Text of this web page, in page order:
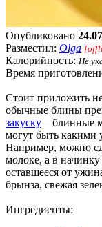
Опубликовано
Разместил: Olga
Калорийность: Не
Время
Стоит приложить
обычные блины
закуску – блинные
могут быть какими
Например, можно
молоке, а в
оставшееся от
брынза, свежая
Ингредиенты: